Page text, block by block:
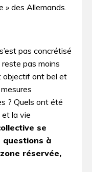
» des Allemands.
pas concrétisé
reste pas moins
objectif ont bel et
? Quels ont été
et la vie
se
questions à
réservée,